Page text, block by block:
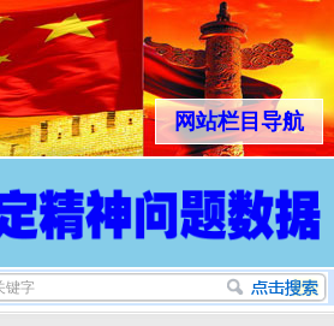
网站栏目导航